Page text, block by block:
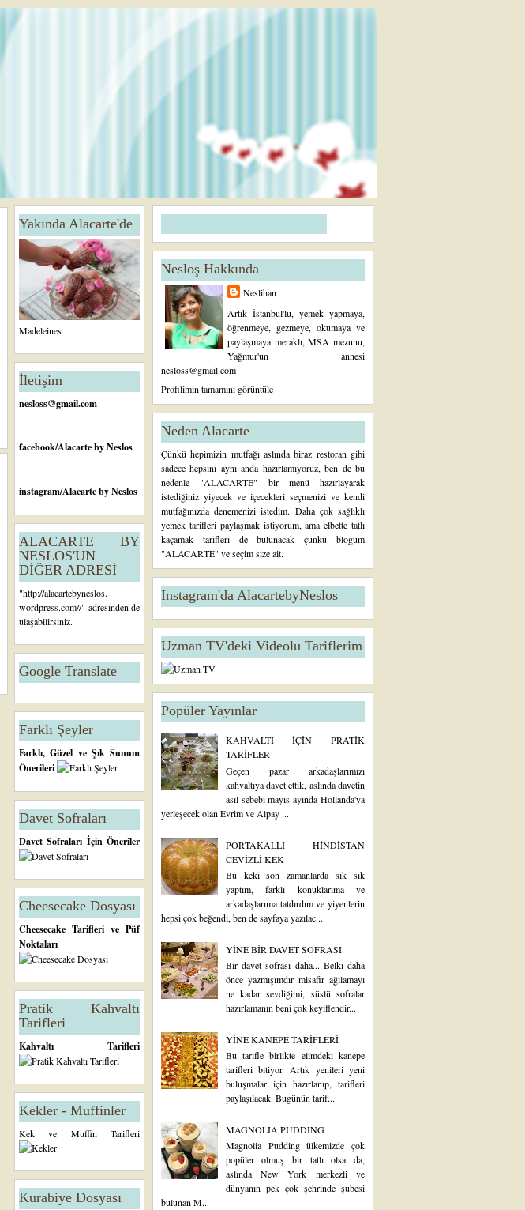
K
A
S
Yakında Alacarte'de
Madeleines
İletişim
nesloss@gmail.com
facebook/Alacarte by Neslos
instagram/Alacarte by Neslos
ALACARTE BY
NESLOS'UN
DİĞER ADRESİ
"http://alacartebyneslos.
wordpress.com//" adresinden de
ulaşabilirsiniz.
Google Translate
Farklı Şeyler
Farklı, Güzel ve Şık Sunum
Önerileri
Davet Sofraları
Davet Sofraları İçin Öneriler
Cheesecake Dosyası
Cheesecake Tarifleri ve Püf
Noktaları
Pratik Kahvaltı
Tarifleri
Kahvaltı Tarifleri
Kekler - Muffinler
Kek ve Muffin Tarifleri
Kurabiye Dosyası
Nesloş Hakkında
Neslihan
Artık İstanbul'lu, yemek yapmaya,
öğrenmeye, gezmeye, okumaya ve
paylaşmaya meraklı, MSA mezunu,
Yağmur'un annesi
nesloss@gmail.com
Profilimin tamamını görüntüle
Neden Alacarte
Çünkü hepimizin mutfağı aslında biraz restoran gibi
sadece hepsini aynı anda hazırlamıyoruz, ben de bu
nedenle "ALACARTE" bir menü hazırlayarak
istediğiniz yiyecek ve içecekleri seçmenizi ve kendi
mutfağınızda denemenizi istedim. Daha çok sağlıklı
yemek tarifleri paylaşmak istiyorum, ama elbette tatlı
kaçamak tarifleri de bulunacak çünkü blogum
"ALACARTE" ve seçim size ait.
Instagram'da AlacartebyNeslos
Uzman TV'deki Videolu Tariflerim
Popüler Yayınlar
KAHVALTI İÇİN PRATİK
TARİFLER
Geçen pazar arkadaşlarımızı
kahvaltıya davet ettik, aslında davetin
asıl sebebi mayıs ayında Hollanda'ya
yerleşecek olan Evrim ve Alpay ...
PORTAKALLI HİNDİSTAN
CEVİZLİ KEK
Bu keki son zamanlarda sık sık
yaptım, farklı konuklarıma ve
arkadaşlarıma tatdırdım ve yiyenlerin
hepsi çok beğendi, ben de sayfaya yazılac...
YİNE BİR DAVET SOFRASI
Bir davet sofrası daha... Belki daha
önce yazmışımdır misafir ağılamayı
ne kadar sevdiğimi, süslü sofralar
hazırlamanın beni çok keyiflendir...
YİNE KANEPE TARİFLERİ
Bu tarifle birlikte elimdeki kanepe
tarifleri bitiyor. Artık yenileri yeni
buluşmalar için hazırlanıp, tarifleri
paylaşılacak. Bugünün tarif...
MAGNOLIA PUDDING
Magnolia Pudding ülkemizde çok
popüler olmuş bir tatlı olsa da,
aslında New York merkezli ve
dünyanın pek çok şehrinde şubesi
bulunan M...